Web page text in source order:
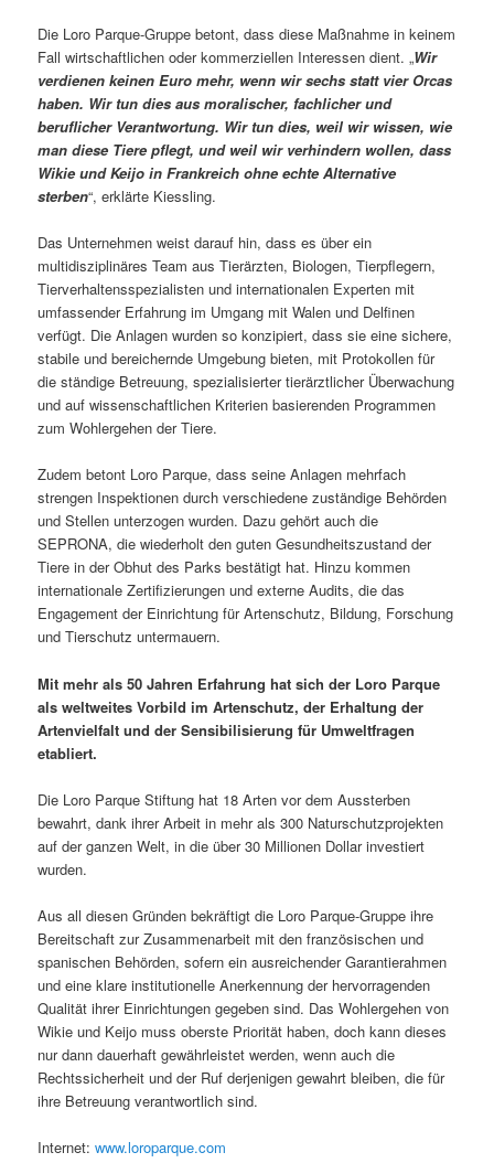
Die Loro Parque-Gruppe betont, dass diese Maßnahme in keinem
Fall wirtschaftlichen oder kommerziellen Interessen dient. „Wir
verdienen keinen Euro mehr, wenn wir sechs statt vier Orcas
haben. Wir tun dies aus moralischer, fachlicher und
beruflicher Verantwortung. Wir tun dies, weil wir wissen, wie
man diese Tiere pflegt, und weil wir verhindern wollen, dass
Wikie und Keijo in Frankreich ohne echte Alternative
sterben“, erklärte Kiessling.
Das Unternehmen weist darauf hin, dass es über ein
multidisziplinäres Team aus Tierärzten, Biologen, Tierpflegern,
Tierverhaltensspezialisten und internationalen Experten mit
umfassender Erfahrung im Umgang mit Walen und Delfinen
verfügt. Die Anlagen wurden so konzipiert, dass sie eine sichere,
stabile und bereichernde Umgebung bieten, mit Protokollen für
die ständige Betreuung, spezialisierter tierärztlicher Überwachung
und auf wissenschaftlichen Kriterien basierenden Programmen
zum Wohlergehen der Tiere.
Zudem betont Loro Parque, dass seine Anlagen mehrfach
strengen Inspektionen durch verschiedene zuständige Behörden
und Stellen unterzogen wurden. Dazu gehört auch die
SEPRONA, die wiederholt den guten Gesundheitszustand der
Tiere in der Obhut des Parks bestätigt hat. Hinzu kommen
internationale Zertifizierungen und externe Audits, die das
Engagement der Einrichtung für Artenschutz, Bildung, Forschung
und Tierschutz untermauern.
Mit mehr als 50 Jahren Erfahrung hat sich der Loro Parque
als weltweites Vorbild im Artenschutz, der Erhaltung der
Artenvielfalt und der Sensibilisierung für Umweltfragen
etabliert.
Die Loro Parque Stiftung hat 18 Arten vor dem Aussterben
bewahrt, dank ihrer Arbeit in mehr als 300 Naturschutzprojekten
auf der ganzen Welt, in die über 30 Millionen Dollar investiert
wurden.
Aus all diesen Gründen bekräftigt die Loro Parque-Gruppe ihre
Bereitschaft zur Zusammenarbeit mit den französischen und
spanischen Behörden, sofern ein ausreichender Garantierahmen
und eine klare institutionelle Anerkennung der hervorragenden
Qualität ihrer Einrichtungen gegeben sind. Das Wohlergehen von
Wikie und Keijo muss oberste Priorität haben, doch kann dieses
nur dann dauerhaft gewährleistet werden, wenn auch die
Rechtssicherheit und der Ruf derjenigen gewahrt bleiben, die für
ihre Betreuung verantwortlich sind.
Internet:www.loroparque.com